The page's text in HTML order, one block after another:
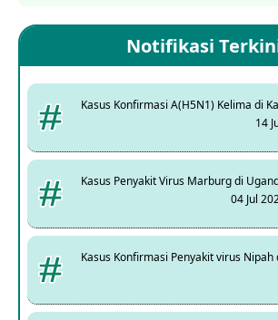
Notifikasi
Kasus Konfirmasi A(H5N1) Kelima di
14
Kasus Penyakit Virus Marburg di
04 Jul
Kasus Konfirmasi Penyakit virus Nipah